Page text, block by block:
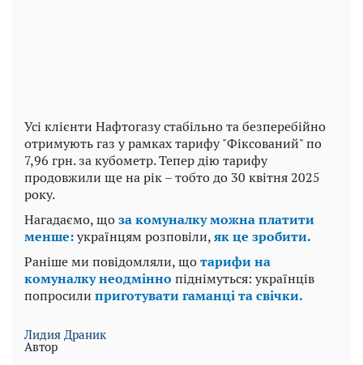
Усі клієнти Нафтогазу стабільно та безперебійно
отримують газ у рамках тарифу "Фіксований" по
7,96 грн. за кубометр. Тепер дію тарифу
продовжили ще на рік – тобто до 30 квітня 2025
року.
Нагадаємо, щоза комуналку можна платити
менше:українцям розповіли,як це зробити.
Раніше ми повідомляли, щотарифи на
комуналку неодмінно піднімуться: українців
попросили приготувати гаманці та свічки.
Лидия Драник
Автор